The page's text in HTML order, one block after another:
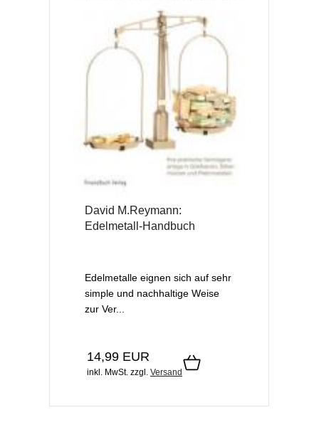
David M.Reymann:
Edelmetall-Handbuch
Edelmetalle eignen sich auf sehr
simple und nachhaltige Weise
zur Ver...
14,99 EUR
inkl. MwSt. zzgl. Versand